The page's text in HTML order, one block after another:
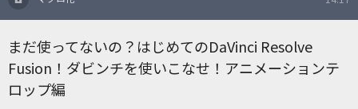
まだ使ってないの？はじめてのDaVinci Resolve
Fusion！ダビンチを使いこなせ！アニメーションテ
ロップ編